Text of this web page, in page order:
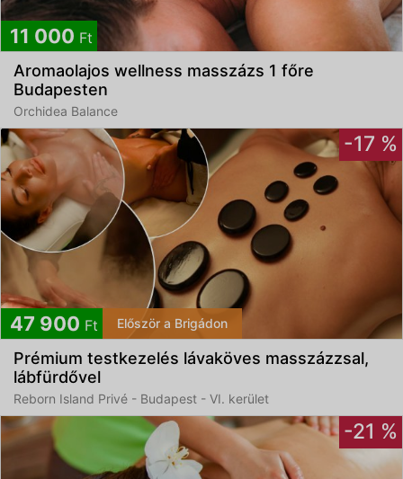
Feliratkozom
Elfogadom azÁSZF-et és azAdatvédelmi
11 000 Ft
Aromaolajos wellness masszázs 1 főre
Budapesten
Orchidea Balance
-17 %
47 900 Ft Először a Brigádon
Prémium testkezelés lávaköves masszázzsal,
lábfürdővel
Reborn Island Privé - Budapest - VI. kerület
-21 %